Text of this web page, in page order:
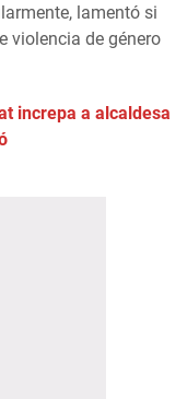
lamentó si
violencia de género
increpa a alcaldesa